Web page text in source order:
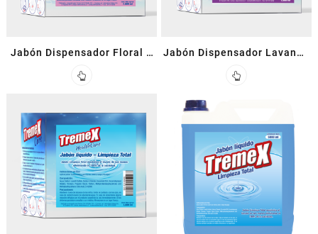
Jabón Dispensador Floral 1
L
Jabón Dispensador Lavanda
Con Glicerina 1 L